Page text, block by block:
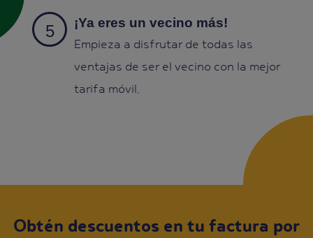
¡Ya eres un vecino más!
Empieza a disfrutar de todas las
ventajas de ser el vecino con la mejor
tarifa móvil.
Obtén descuentos en tu factura por